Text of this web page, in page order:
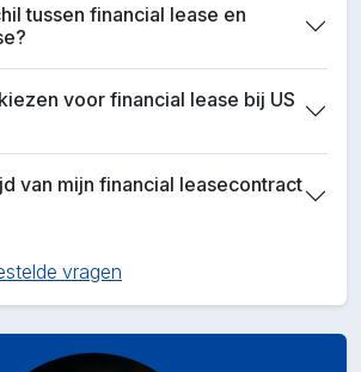
tussen financial lease en
voor financial lease bij US
van mijn financial leasecontract
vragen